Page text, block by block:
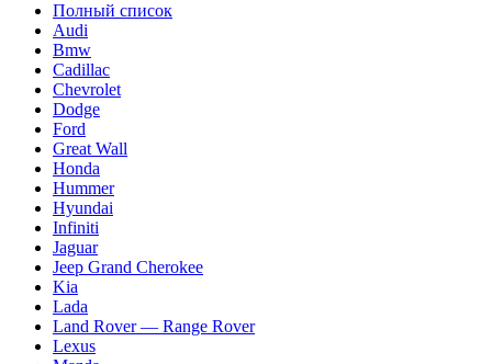
Полный список
Audi
Bmw
Cadillac
Chevrolet
Dodge
Ford
Great Wall
Honda
Hummer
Hyundai
Infiniti
Jaguar
Jeep Grand Cherokee
Kia
Lada
Land Rover — Range Rover
Lexus